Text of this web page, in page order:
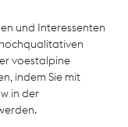
und Interessenten
voestalpine
indem Sie mit
in der